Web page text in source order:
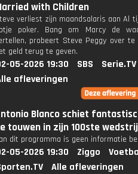
with Children
verliest zijn maandsalaris aan Al
poker. Bang om Marcy de
probeert Steve Peggy over te
geld terug te geven.
05-2026 19:30 SBS
Serie.TV
afleveringen
Blanco schiet
touwen in zijn 100ste
dit programma is geen informatie
05-2026 19:30 Ziggo
Alle afleveringen